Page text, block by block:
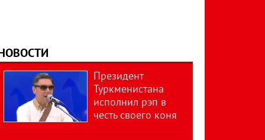
Президент
Туркменистана
исполнил рэп в
честь своего коня